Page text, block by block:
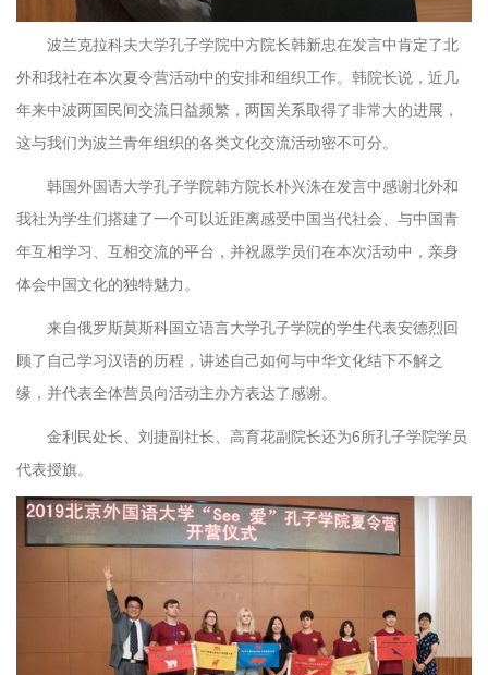
波兰克拉科夫大学孔子学院中方院长韩新忠在发言中肯定了北
外和我社在本次夏令营活动中的安排和组织工作。韩院长说，近几
年来中波两国民间交流日益频繁，两国关系取得了非常大的进展，
这与我们为波兰青年组织的各类文化交流活动密不可分。
韩国外国语大学孔子学院韩方院长朴兴洙在发言中感谢北外和
我社为学生们搭建了一个可以近距离感受中国当代社会、与中国青
年互相学习、互相交流的平台，并祝愿学员们在本次活动中，亲身
体会中国文化的独特魅力。
来自俄罗斯莫斯科国立语言大学孔子学院的学生代表安德烈回
顾了自己学习汉语的历程，讲述自己如何与中华文化结下不解之
缘，并代表全体营员向活动主办方表达了感谢。
金利民处长、刘捷副社长、高育花副院长还为6所孔子学院学员
代表授旗。